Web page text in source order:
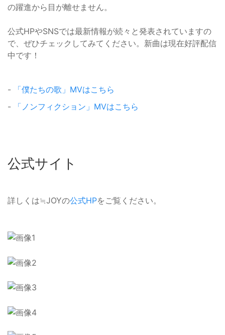
の躍進から目が離せません。
公式HPやSNSでは最新情報が続々と発表されていますの
で、ぜひチェックしてみてください。新曲は現在好評配信
中です！
-
「僕たちの歌」MVはこちら
-
「ノンフィクション」MVはこちら
公式サイト
詳しくは≒JOYの公式HPをご覧ください。